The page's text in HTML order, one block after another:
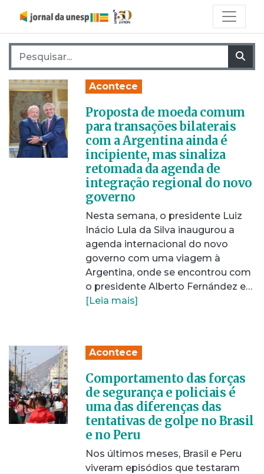
Pesquisar por:
Acontece
Proposta de moeda comum
para transações bilaterais
com a Argentina ainda é
incipiente, mas sinaliza
retomada da agenda de
integração regional do novo
governo
Nesta semana, o presidente Luiz
Inácio Lula da Silva inaugurou a
agenda internacional do novo
governo com uma viagem à
Argentina, onde se encontrou com
o presidente Alberto Fernández e…
[Leia mais]
Acontece
Comportamento das forças
de segurança e policiais é
uma das diferenças das
tentativas de golpe no Brasil
e no Peru
Nos últimos meses, Brasil e Peru
viveram episódios que testaram